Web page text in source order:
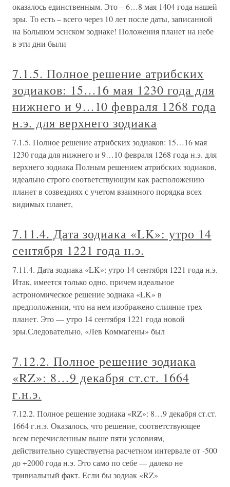
оказалось единственным. Это – 6…8 мая 1404 года нашей
эры. То есть – всего через 10 лет после даты, записанной
на Большом эснском зодиаке! Положения планет на небе
в эти дни были
7.1.5. Полное решение атрибских
зодиаков: 15…16 мая 1230 года для
нижнего и 9…10 февраля 1268 года
н.э. для верхнего зодиака
7.1.5. Полное решение атрибских зодиаков: 15…16 мая
1230 года для нижнего и 9…10 февраля 1268 года н.э. для
верхнего зодиака Полным решением атрибских зодиаков,
идеально строго соответствующим как расположению
планет в созвездиях с учетом взаимного порядка всех
видимых планет,
7.11.4. Дата зодиака «LK»: утро 14
сентября 1221 года н.э.
7.11.4. Дата зодиака «LK»: утро 14 сентября 1221 года н.э.
Итак, имеется только одно, причем идеальное
астрономическое решение зодиака «LK» в
предположении, что на нем изображено слияние трех
планет. Это — утро 14 сентября 1221 года новой
эры.Следовательно, «Лев Коммагены» был
7.12.2. Полное решение зодиака
«RZ»: 8…9 декабря ст.ст. 1664
г.н.э.
7.12.2. Полное решение зодиака «RZ»: 8…9 декабря ст.ст.
1664 г.н.э. Оказалось, что решение, соответствующее
всем перечисленным выше пяти условиям,
действительно существуетна расчетном интервале от -500
до +2000 года н.э. Это само по себе — далеко не
тривиальный факт. Если бы зодиак «RZ»